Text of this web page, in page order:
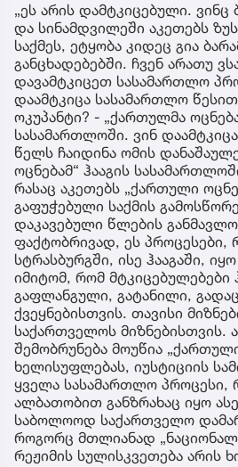
„ეს არის დამტკიცებული. ვინც
და სინამდვილეში აკეთებს
საქმეს, ეტყობა კიდეც გია
განცხადებებში. ჩვენ არათუ
დავამტკიცეთ სასამართლო
დაამტკიცა სასამართლო
ოკუპანტი? - „ქართულმა
სასამართლოში. ვინ
წელს ჩაიდინა ომის
ოცნებამ“ ჰააგის
რასაც აკეთებს „ქართული
გაფუჭებული საქმის
დაკავებული წლების
ფაქტობრივად, ეს პროცესები,
სტრასბურგში, ისე ჰააგაში,
იმიტომ, რომ
გაფლანგული, გატანილი,
ქვეყნებისთვის. თავისი
საქართველოს მიზნებისთვის.
შემობრუნება მოუწია
ხელისუფლებას, იუსტიციის
ყველა სასამართლო
ალბათობით განზრახაც იყო
საბოლოოდ საქართველო
როგორც მთლიანად
რეჟიმის სულისკვეთება არის